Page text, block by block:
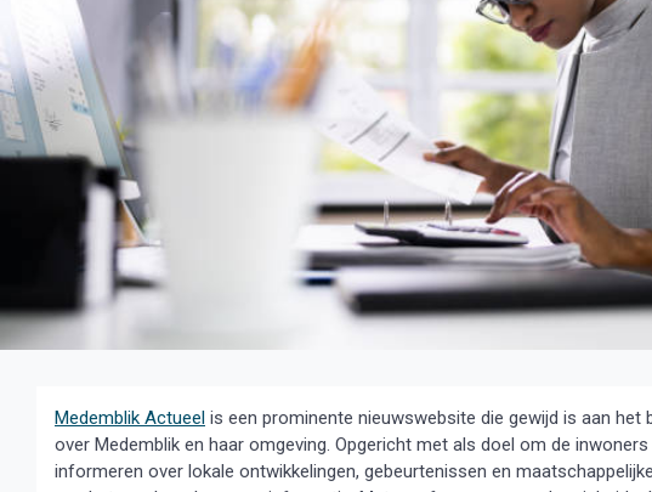
Medemblik Actueel is een prominente nieuwswebsite die gewijd is aan
over Medemblik en haar omgeving. Opgericht met als doel om de
informeren over lokale ontwikkelingen, gebeurtenissen en